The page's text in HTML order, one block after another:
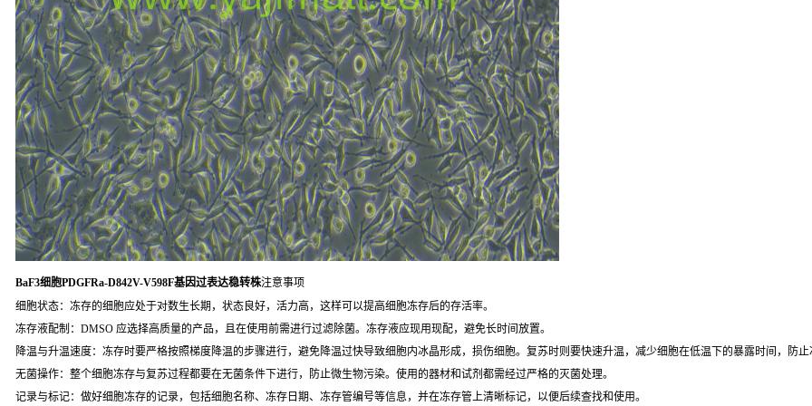
BaF3细胞PDGFRa-D842V-V598F基因过表达稳转株注意事项
细胞状态：冻存的细胞应处于对数生长期，状态良好，活力高，这样可以提高细胞冻存后的存活率。
冻存液配制：DMSO 应选择高质量的产品，且在使用前需进行过滤除菌。冻存液应现用现配，避免长时间放置。
降温与升温速度：冻存时要严格按照梯度降温的步骤进行，避免降温过快导致细胞内冰晶形成，损伤细胞。复苏时则要快速升温，减少细胞在低温下的暴露时间，防止
无菌操作：整个细胞冻存与复苏过程都要在无菌条件下进行，防止微生物污染。使用的器材和试剂都需经过严格的灭菌处理。
记录与标记：做好细胞冻存的记录，包括细胞名称、冻存日期、冻存管编号等信息，并在冻存管上清晰标记，以便后续查找和使用。